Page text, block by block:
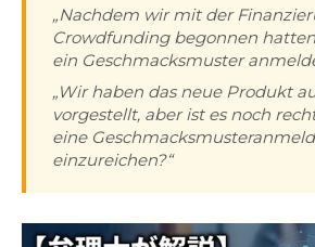
„Nachdem wir mit der
Crowdfunding begonnen
ein Geschmacksmuster
„Wir haben das neue Produkt
vorgestellt, aber ist es noch
eine
einzureichen?“